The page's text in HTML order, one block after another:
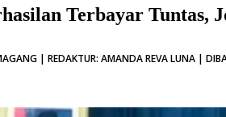
Terbayar Tuntas,
| REDAKTUR: AMANDA REVA LUNA |